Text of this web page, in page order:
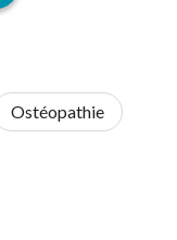
Ostéopathie